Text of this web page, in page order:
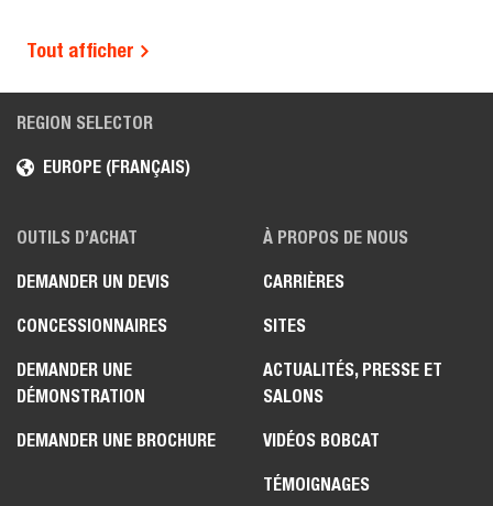
Tout afficher
REGION SELECTOR
EUROPE (FRANÇAIS)
OUTILS D’ACHAT
DEMANDER UN DEVIS
CONCESSIONNAIRES
DEMANDER UNE
DÉMONSTRATION
DEMANDER UNE BROCHURE
À PROPOS DE NOUS
CARRIÈRES
SITES
ACTUALITÉS, PRESSE ET
SALONS
VIDÉOS BOBCAT
TÉMOIGNAGES